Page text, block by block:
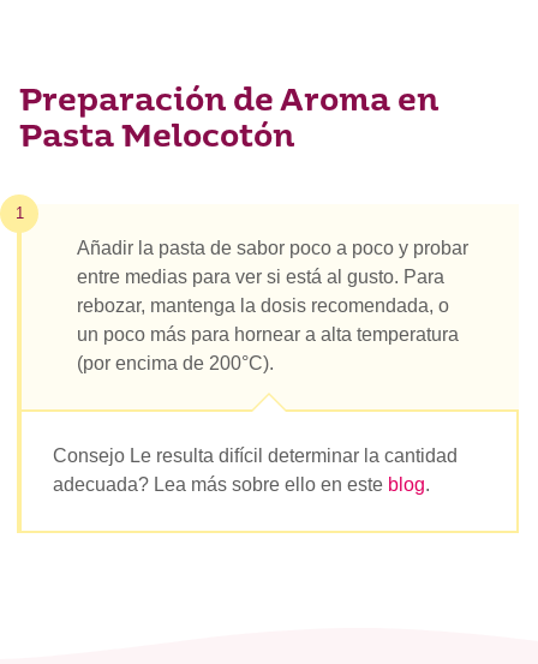
Preparación de Aroma en
Pasta Melocotón
1
Añadir la pasta de sabor poco a poco y probar
entre medias para ver si está al gusto. Para
rebozar, mantenga la dosis recomendada, o
un poco más para hornear a alta temperatura
(por encima de 200°C).
Consejo Le resulta difícil determinar la cantidad
adecuada? Lea más sobre ello en este blog.